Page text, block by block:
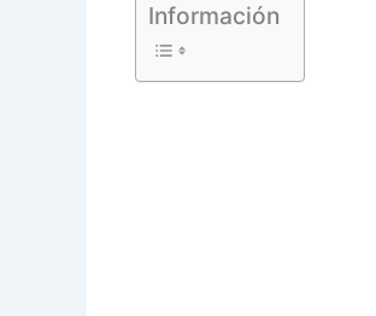
Información